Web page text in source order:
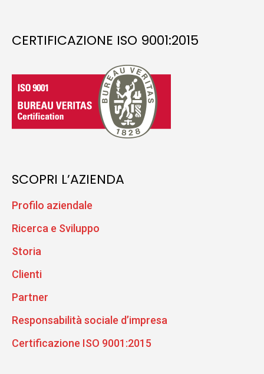
CERTIFICAZIONE ISO 9001:2015
SCOPRI L’AZIENDA
Profilo aziendale
Ricerca e Sviluppo
Storia
Clienti
Partner
Responsabilità sociale d’impresa
Certificazione ISO 9001:2015